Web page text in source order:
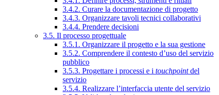
3.4.2. Curare la documentazione di progetto
3.4.3. Organizzare tavoli tecnici collaborativi
3.4.4. Prendere decisioni
3.5. Il processo progettuale
3.5.1. Organizzare il progetto e la sua gestione
3.5.2. Comprendere il contesto d’uso del servizio
pubblico
3.5.3. Progettare i processi e i touchpointdel
servizio
3.5.4. Realizzare l’interfaccia utente del servizio